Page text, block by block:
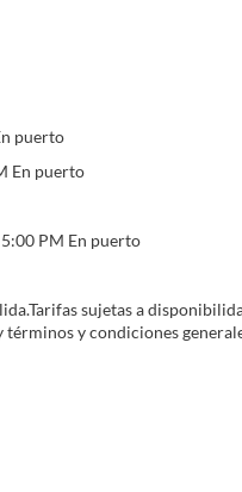
puerto
En puerto
PM En puerto
sujetas a
y condiciones